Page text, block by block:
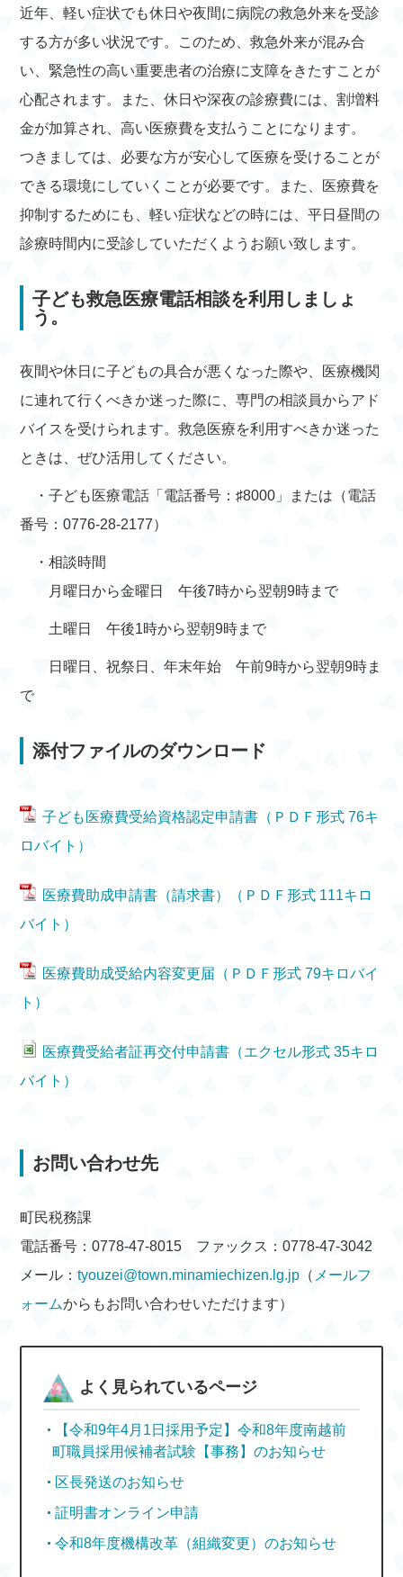
近年、軽い症状でも休日や夜間に病院の救急外来を受診
する方が多い状況です。このため、救急外来が混み合
い、緊急性の高い重要患者の治療に支障をきたすことが
心配されます。また、休日や深夜の診療費には、割増料
金が加算され、高い医療費を支払うことになります。
つきましては、必要な方が安心して医療を受けることが
できる環境にしていくことが必要です。また、医療費を
抑制するためにも、軽い症状などの時には、平日昼間の
診療時間内に受診していただくようお願い致します。
子ども救急医療電話相談を利用しましょ
う。
夜間や休日に子どもの具合が悪くなった際や、医療機関
に連れて行くべきか迷った際に、専門の相談員からアド
バイスを受けられます。救急医療を利用すべきか迷った
ときは、ぜひ活用してください。
・子ども医療電話「電話番号：♯8000」または（電話
番号：0776-28-2177）
・相談時間
月曜日から金曜日 午後7時から翌朝9時まで
土曜日 午後1時から翌朝9時まで
日曜日、祝祭日、年末年始 午前9時から翌朝9時ま
で
添付ファイルのダウンロード
子ども医療費受給資格認定申請書（ＰＤＦ形式 76キ
ロバイト）
医療費助成申請書（請求書）（ＰＤＦ形式 111キロ
バイト）
医療費助成受給内容変更届（ＰＤＦ形式 79キロバイ
ト）
医療費受給者証再交付申請書（エクセル形式 35キロ
バイト）
お問い合わせ先
町民税務課
電話番号：0778-47-8015 ファックス：0778-47-3042
メール：tyouzei@town.minamiechizen.lg.jp （ メールフ
ォームからもお問い合わせいただけます）
よく見られているページ
【令和9年4月1日採用予定】令和8年度南越前
町職員採用候補者試験【事務】のお知らせ
区長発送のお知らせ
証明書オンライン申請
令和8年度機構改革（組織変更）のお知らせ